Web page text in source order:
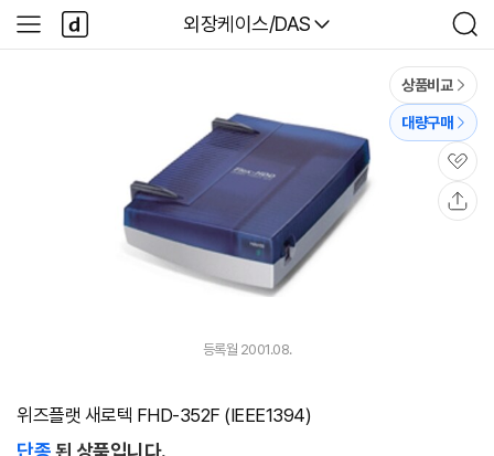
다나와
외장케이스/DAS
검
색
사
이
다
나
와
상품비교
대량구매
관
심
등록월 2001.08.
위즈플랫 새로텍 FHD-352F (IEEE1394)
단종된 상품입니다.